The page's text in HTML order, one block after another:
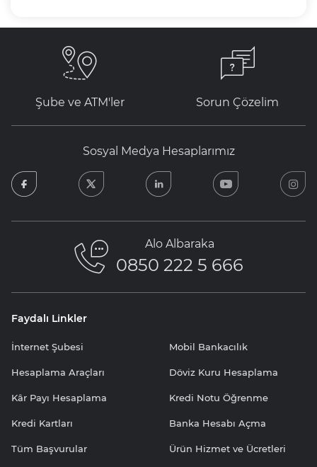
Şube ve ATM'ler Sorun Çözelim
Sosyal Medya Hesaplarımız
facebook
Alo Albaraka
0850 222 5 666
Faydalı Linkler
İnternet Şubesi Mobil Bankacılık
Hesaplama Araçları Döviz Kuru Hesaplama
Kâr Payı Hesaplama Kredi Notu Öğrenme
Kredi Kartları Banka Hesabı Açma
Tüm Başvurular Ürün Hizmet ve Ücretleri